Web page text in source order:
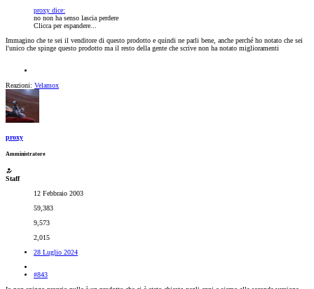
proxy dice:
no non ha senso lascia perdere
Clicca per espandere...
Immagino che te sei il venditore di questo prodotto e quindi ne parli bene, anche perché ho notato che sei
l'unico che spinge questo prodotto ma il resto della gente che scrive non ha notato miglioramenti
Reazioni: Velamox
proxy
Amministratore
Staff
12 Febbraio 2003
59,383
9,573
2,015
28 Luglio 2024
#843